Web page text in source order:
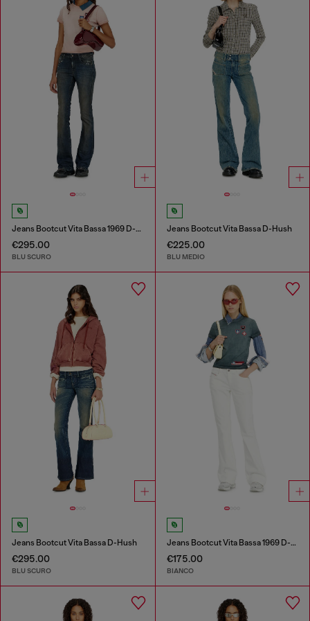
Jeans Bootcut Vita Bassa 1969 D-Ebbey
€295.00
BLU SCURO
Jeans Bootcut Vita Bassa D-Hush
€225.00
BLU MEDIO
Jeans Bootcut Vita Bassa D-Hush
€295.00
BLU SCURO
Jeans Bootcut Vita Bassa 1969 D-Ebbey
€175.00
BIANCO